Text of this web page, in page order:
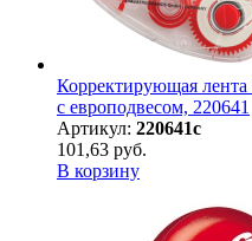
Корректирующая
с европодвесом, 220641
Артикул: 220641с
101,63 руб.
В корзину